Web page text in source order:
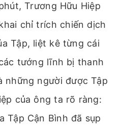
Trương Hữu Hiệp
chỉ trích chiến dịch
Tập, liệt kê từng cái
tướng lĩnh bị thanh
những người được Tập
của ông ta rõ ràng:
Tập Cận Bình đã sụp